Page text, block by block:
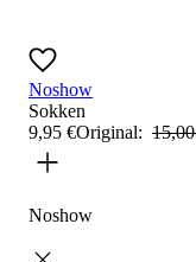
Noshow
Sokken
9,95 €Original: 15,00
Noshow